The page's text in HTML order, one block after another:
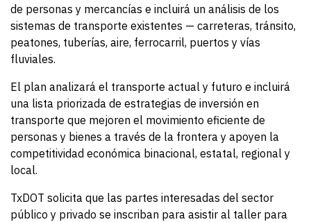
de personas y mercancías e incluirá un análisis de los
sistemas de transporte existentes — carreteras, tránsito,
peatones, tuberías, aire, ferrocarril, puertos y vías
fluviales.
El plan analizará el transporte actual y futuro e incluirá
una lista priorizada de estrategias de inversión en
transporte que mejoren el movimiento eficiente de
personas y bienes a través de la frontera y apoyen la
competitividad económica binacional, estatal, regional y
local.
TxDOT solicita que las partes interesadas del sector
público y privado se inscriban para asistir al taller para